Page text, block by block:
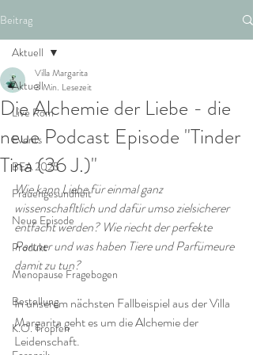
Beitrag
Aktuell
Live Rom
Events
BEA 2025
Frauengesundheit
Neue Episode
Produkt
Menopause Fragebogen
Bestellung
K.O. Tropfen
Aktuell
Die Alchemie der Liebe - die
neue Podcast Episode "Tinder
Tina (36 J.)"
Villa Margarita
3 Min. Lesezeit
Wie kann Liebe für einmal ganz
wissenschafltlich und dafür umso zielsicherer
entfacht werden? Wie riecht der perfekte
Partner und was haben Tiere und Parfümeure
damit zu tun?
In unserem nächsten Fallbeispiel aus der Villa
Margarita geht es um die Alchemie der
Leidenschaft.